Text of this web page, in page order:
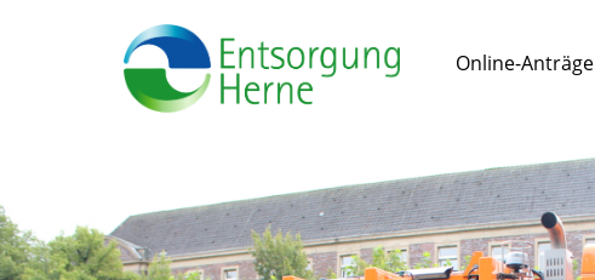
Online-Anträge